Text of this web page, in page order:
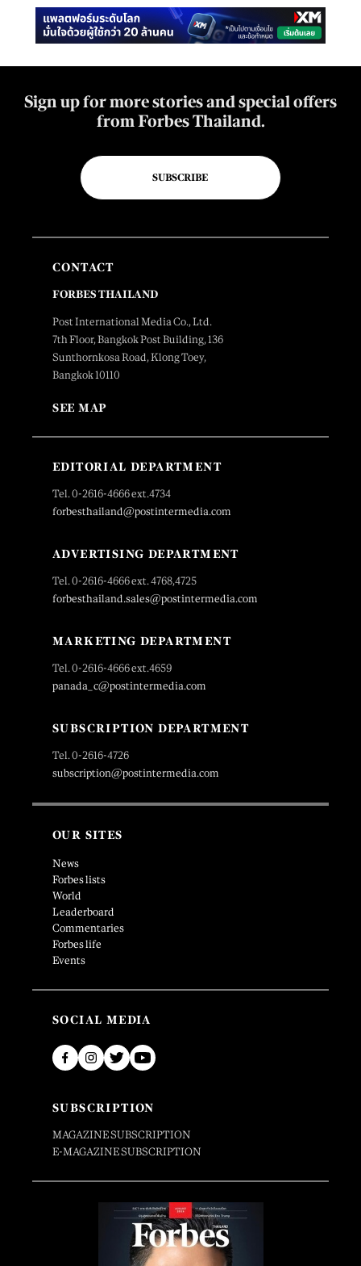
Sign up for more stories and special offers
from Forbes Thailand.
SUBSCRIBE
CONTACT
FORBES THAILAND
Post International Media Co., Ltd.
7th Floor, Bangkok Post Building, 136
Sunthornkosa Road, Klong Toey,
Bangkok 10110
SEE MAP
EDITORIAL DEPARTMENT
Tel. 0-2616-4666 ext.4734
forbesthailand@postintermedia.com
ADVERTISING DEPARTMENT
Tel. 0-2616-4666 ext. 4768,4725
forbesthailand.sales@postintermedia.com
MARKETING DEPARTMENT
Tel. 0-2616-4666 ext.4659
panada_c@postintermedia.com
SUBSCRIPTION DEPARTMENT
Tel. 0-2616-4726
subscription@postintermedia.com
OUR SITES
News
Forbes lists
World
Leaderboard
Commentaries
Forbes life
Events
SOCIAL MEDIA
SUBSCRIPTION
MAGAZINE SUBSCRIPTION
E-MAGAZINE SUBSCRIPTION